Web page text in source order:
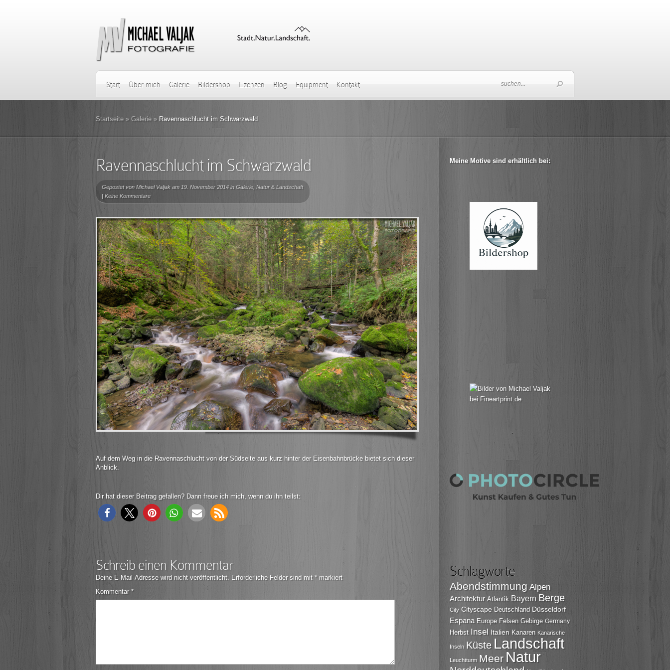
Start Über mich Galerie Bildershop Lizenzen Blog Equipment Kontakt
Startseite » Galerie » Ravennaschlucht im Schwarzwald
Ravennaschlucht im Schwarzwald
Gepostet von Michael Valjak am 19. November 2014 in Galerie Natur & Landschaft
| Keine Kommentare
Auf dem Weg in die Ravennaschlucht von der Südseite aus kurz hinter der Eisenbahnbrücke bietet sich dieser
Anblick.
Dir hat dieser Beitrag gefallen? Dann freue ich mich, wenn du ihn teilst:
Schreib einen Kommentar
Deine E-Mail-Adresse wird nicht veröffentlicht. Erforderliche Felder sind mit * markiert
Kommentar *
Meine Motive sind erhältlich bei:
Schlagworte
Abendstimmung Alpen
Architektur Atlantik Bayern Berge
City Cityscape Deutschland Düsseldorf
Espana Europe Felsen Gebirge Germany
Herbst Insel Italien Kanaren Kanarische
Inseln Küste Landschaft
Leuchtturm Meer Natur